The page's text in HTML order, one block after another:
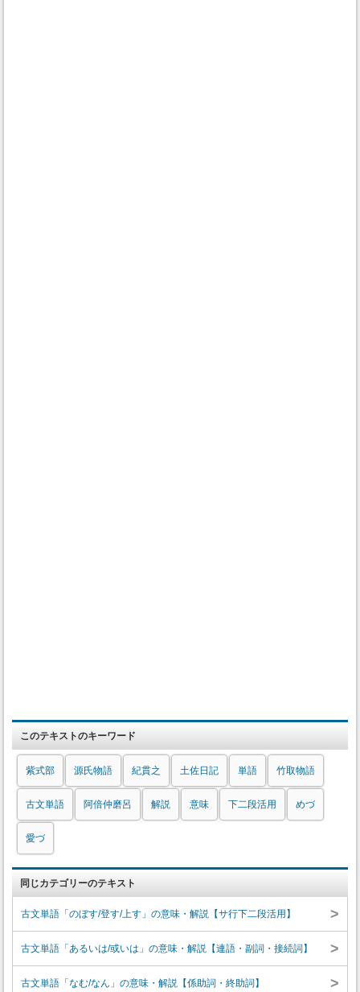
このテキストのキーワード
紫式部 源氏物語 紀貫之 土佐日記 単語 竹取物語
古文単語 阿倍仲磨呂 解説 意味 下二段活用 めづ
愛づ
同じカテゴリーのテキスト
古文単語「のぼす/登す/上す」の意味・解説【サ行下二段活用】 >
古文単語「あるいは/或いは」の意味・解説【連語・副詞・接続詞】 >
古文単語「なむ/なん」の意味・解説【係助詞・終助詞】 >